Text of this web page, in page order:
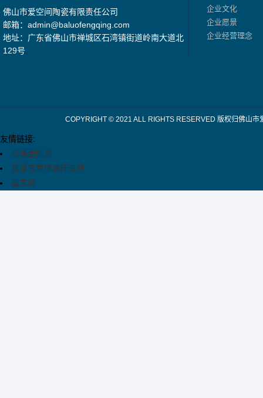
佛山市爱空间陶瓷有限责任公司
邮箱：admin@baluofengqing.com
地址：广东省佛山市禅城区石湾镇街道岭南大道北
129号
企业文化
企业愿景
企业经营理念
COPYRIGHT © 2021 ALL RIGHTS RESERVED 版权归佛山
友情链接:
玛德里陶瓷
悬浮式单体液压支柱
福美钠